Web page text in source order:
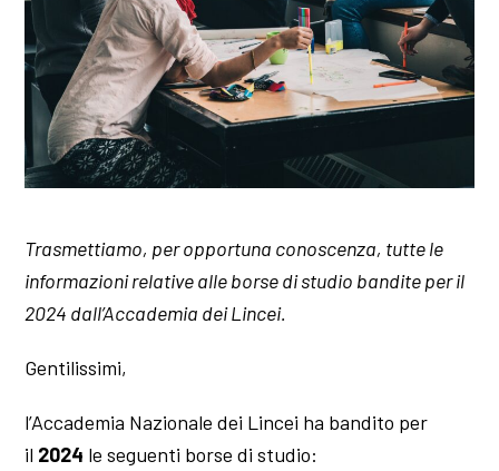
Trasmettiamo, per opportuna conoscenza, tutte le
informazioni relative alle borse di studio bandite per il
2024 dall’Accademia dei Lincei.
Gentilissimi,
l’Accademia Nazionale dei Lincei ha bandito per
il 2024 le seguenti borse di studio: